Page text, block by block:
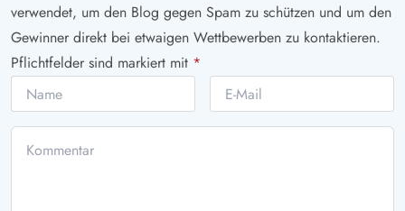
verwendet, um den Blog gegen Spam zu schützen und um den
Gewinner direkt bei etwaigen Wettbewerben zu kontaktieren.
Pflichtfelder sind markiert mit *